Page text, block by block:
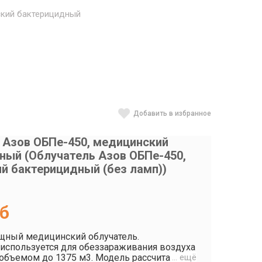
бактерицидный
Добавить в избранное
Азов ОБПе-450, медицинский
(Облучатель Азов ОБПе-450,
бактерицидный (без ламп))
медицинский облучатель.
для обеззараживания воздуха
до 1375 м3. Модель рассчитана на
… ещё